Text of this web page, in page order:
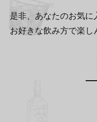
是非、あなたのお気に
お好きな飲み方で楽し